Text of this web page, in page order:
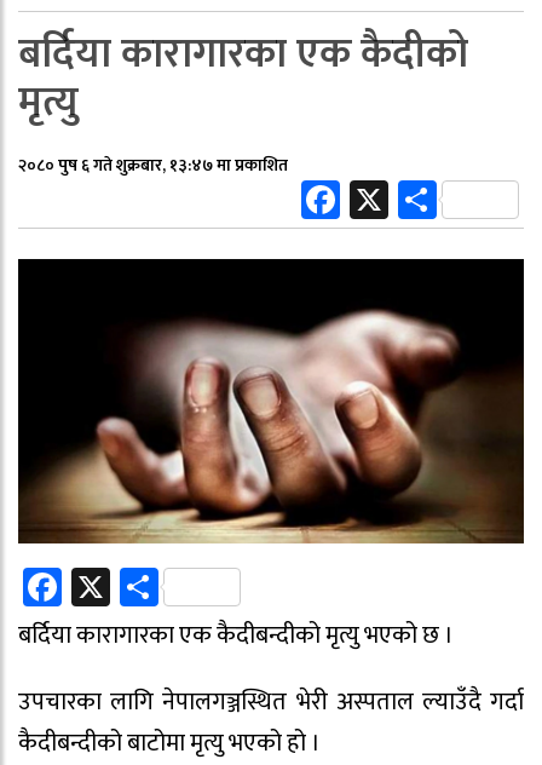
बर्दिया कारागारका एक कैदीको
मृत्यु
२०८० पुष ६ गते शुक्रबार, १३:४७ मा प्रकाशित
Facebook
XShare
Facebook
X Share
बर्दिया कारागारका एक कैदीबन्दीको मृत्यु भएको छ ।
उपचारका लागि नेपालगञ्जस्थित भेरी अस्पताल ल्याउँदै गर्दा
कैदीबन्दीको बाटोमा मृत्यु भएको हो ।